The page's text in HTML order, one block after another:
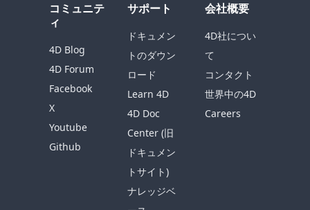
コミュニテ
ィ
4D Blog
4D Forum
Facebook
X
Youtube
Github
サポート
ドキュメン
トのダウン
ロード
Learn 4D
4D Doc
Center (旧
ドキュメン
トサイト)
ナレッジベ
会社概要
4D社につい
て
コンタクト
世界中の4D
Careers